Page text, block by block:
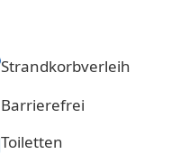
Strandkorbverleih
Barrierefrei
Toiletten